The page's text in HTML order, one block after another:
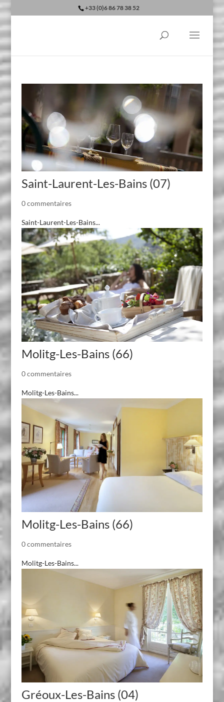
+33 (0)6 86 78 38 52
Saint-Laurent-Les-Bains (07)
0 commentaires
Saint-Laurent-Les-Bains...
Molitg-Les-Bains (66)
0 commentaires
Molitg-Les-Bains...
Molitg-Les-Bains (66)
0 commentaires
Molitg-Les-Bains...
Gréoux-Les-Bains (04)